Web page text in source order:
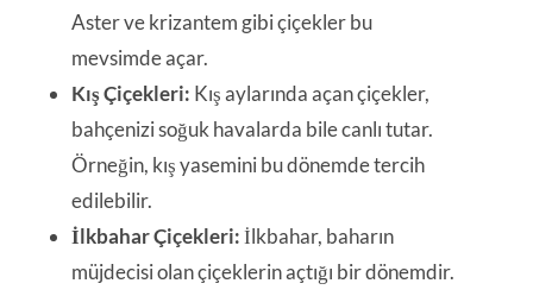
Aster ve krizantem gibi çiçekler bu
mevsimde açar.
Kış Çiçekleri: Kış aylarında açan çiçekler,
bahçenizi soğuk havalarda bile canlı tutar.
Örneğin, kış yasemini bu dönemde tercih
edilebilir.
İlkbahar Çiçekleri:İlkbahar, baharın
müjdecisi olan çiçeklerin açtığı bir dönemdir.